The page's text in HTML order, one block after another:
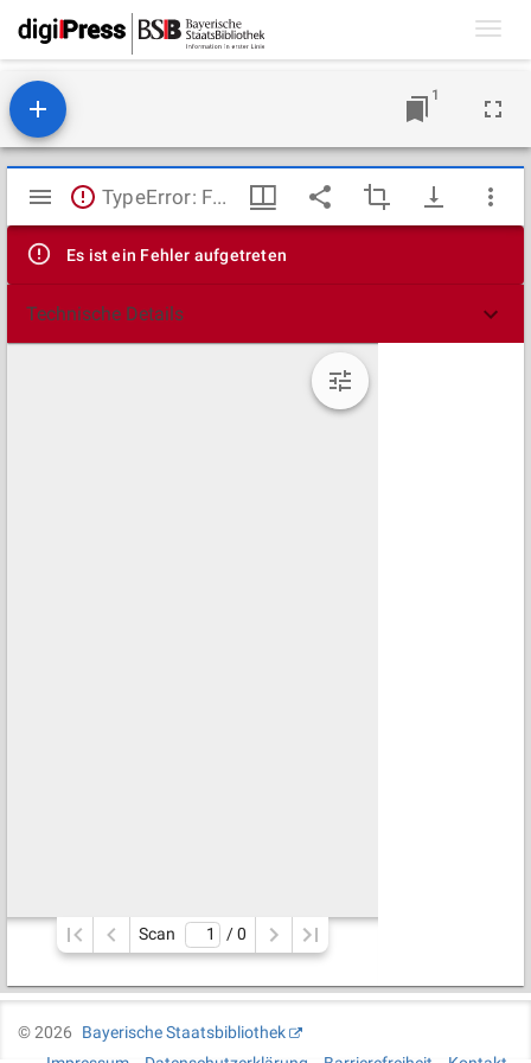
1
Mirador
Viewer
TypeError: Failed to fetch
Es ist ein Fehler aufgetreten
Technische Details
Scan / 0
©2026
Bayerische Staatsbibliothek